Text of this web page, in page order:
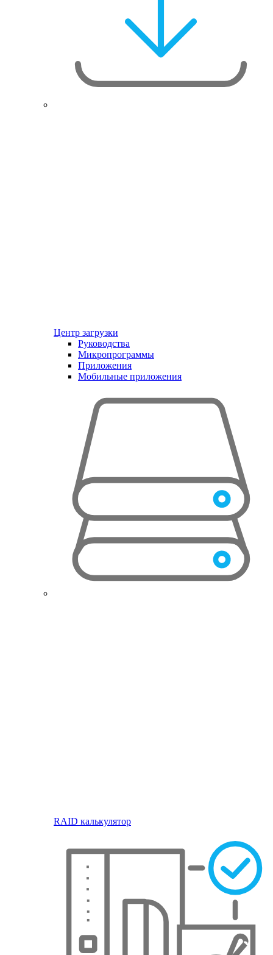
Центр загрузки
Руководства
Микропрограммы
Приложения
Мобильные приложения
RAID калькулятор